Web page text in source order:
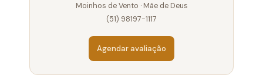
Moinhos de Vento · Mãe de Deus
(51) 98197-1117
Agendar avaliação